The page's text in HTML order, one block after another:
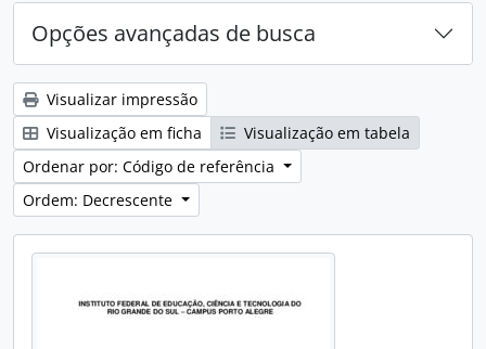
Opções avançadas de busca
Visualizar impressão
Visualização em ficha
Visualização em tabela
Ordenar por: Código de referência
Ordem: Decrescente